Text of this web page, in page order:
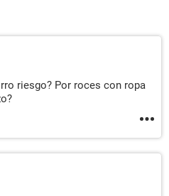
riesgo? Por roces con ropa